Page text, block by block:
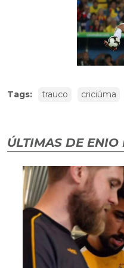
Tags: trauco criciúma
ÚLTIMAS DE ENIO